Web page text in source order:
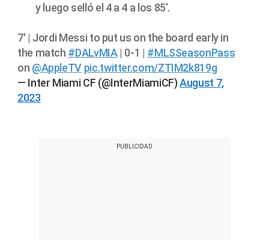
y luego selló el 4 a 4 a los 85’.
7' | Jordi Messi to put us on the board early in
the match #DALvMIA| 0-1 | #MLSSeasonPass
on @AppleTV pic.twitter.com/ZTIM2k819g
— Inter Miami CF (@InterMiamiCF)August 7,
2023